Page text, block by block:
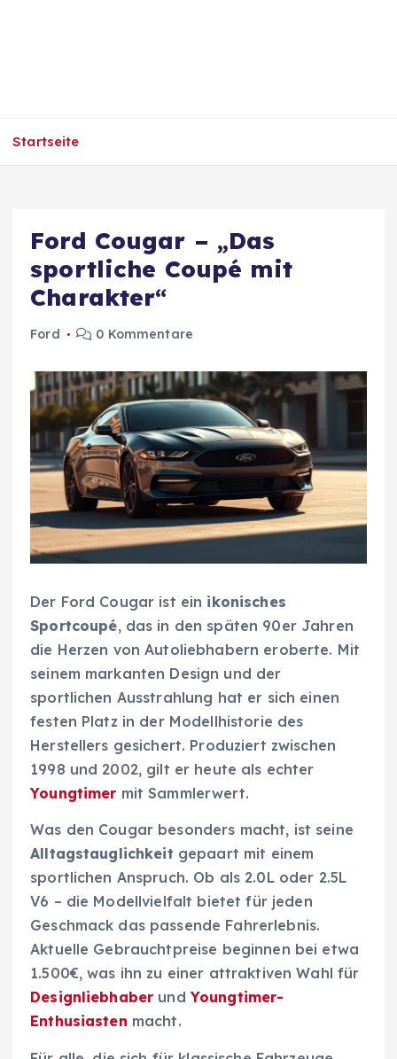
Startseite
Ford Cougar – „Das
sportliche Coupé mit
Charakter“
Ford 0 Kommentare
Der Ford Cougar ist ein ikonisches
Sportcoupé, das in den späten 90er Jahren
die Herzen von Autoliebhabern eroberte. Mit
seinem markanten Design und der
sportlichen Ausstrahlung hat er sich einen
festen Platz in der Modellhistorie des
Herstellers gesichert. Produziert zwischen
1998 und 2002, gilt er heute als echter
Youngtimer mit Sammlerwert.
Was den Cougar besonders macht, ist seine
Alltagstauglichkeit gepaart mit einem
sportlichen Anspruch. Ob als 2.0L oder 2.5L
V6 – die Modellvielfalt bietet für jeden
Geschmack das passende Fahrerlebnis.
Aktuelle Gebrauchtpreise beginnen bei etwa
1.500€, was ihn zu einer attraktiven Wahl für
Designliebhaber undYoungtimer-
Enthusiasten macht.